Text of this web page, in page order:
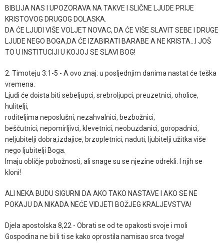
BIBLIJA NAS I UPOZORAVA NA TAKVE I SLIČNE LJUDE PRIJE
KRISTOVOG DRUGOG DOLASKA.
DA ĆE LJUDI VIŠE VOLJET NOVAC, DA ĆE VIŠE SLAVIT SEBE I DRUGE
LJUDE NEGO BOGA,DA ĆE IZABIRATI BARABE A NE KRISTA...I JOŠ
TO U INSTITUCIJI U KOJOJ SE SLAVI BOG!
2. Timoteju 3:1-5 - A ovo znaj: u posljednjim danima nastat će teška
vremena.
Ljudi će doista biti sebeljupci, srebroljupci, preuzetnici, oholice,
hulitelji,
roditeljima neposlušni, nezahvalnici, bezbožnici,
bešćutnici, nepomirljivci, klevetnici, neobuzdanici, goropadnici,
neljubitelji dobra,izdajice, brzopletnici, naduti, ljubitelji užitka više
nego ljubitelji Boga.
Imaju obličje pobožnosti, ali snage su se njezine odrekli. I njih se
kloni!
ALI NEKA BUDU SIGURNI DA AKO TAKO NASTAVE I AKO SE NE
POKAJU DA NIKADA NEĆE VIDJETI BOŽJEG KRALJEVSTVA!
Djela apostolska 8,22 - Obrati se od te opakosti svoje i moli
Gospodina ne bi li ti se kako oprostila namisao srca tvoga!